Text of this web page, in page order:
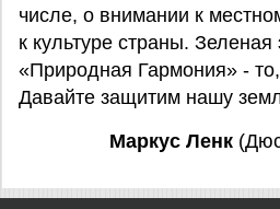
числе, о внимании к
к культуре страны.
«Природная Гармония» -
Давайте защитим нашу
Маркус Ленк